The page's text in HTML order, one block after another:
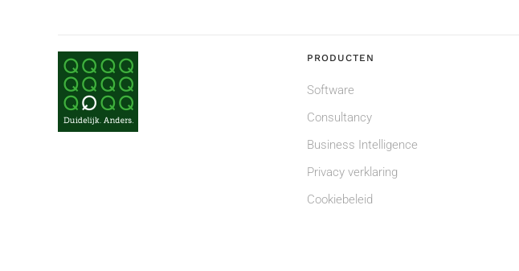
PRODUCTEN
Software
Consultancy
Business Intelligence
Privacy verklaring
Cookiebeleid